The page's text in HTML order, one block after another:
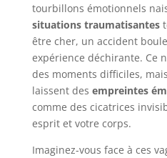
tourbillons émotionnels
situations traumatisantes
être cher, un accident
expérience déchirante. Ce
des moments difficiles,
laissent des empreintes
comme des cicatrices
esprit et votre corps.
Imaginez-vous face à ces